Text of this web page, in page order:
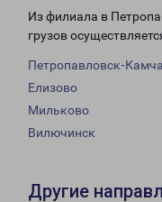
Из филиала в
грузов
Петропавловск-
Елизово
Мильково
Вилючинск
Другие